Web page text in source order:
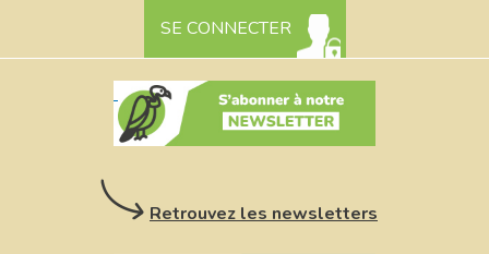
SE CONNECTER
Retrouvez les newsletters